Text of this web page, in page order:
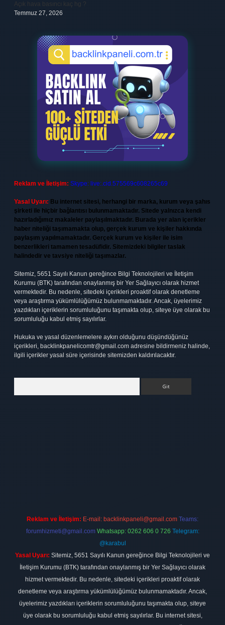
Açık hava basıncı kaç hg ?
Temmuz 27, 2026
Reklam ve İletişim: Skype: live:.cid.575569c608265c69
Yasal Uyarı: Bu internet sitesi, herhangi bir marka, kurum veya şahıs
şirketi ile hiçbir bağlantısı bulunmamaktadır. Sitede yalnızca kendi
hazırladığımız makaleler paylaşılmaktadır. Burada yer alan içerikler
haber niteliği taşımamakta olup, gerçek kurum ve kişiler hakkında
paylaşım yapılmamaktadır. Gerçek kurum ve kişiler ile isim
benzerlikleri tamamen tesadüfidir. Sitemizdeki bilgiler taslak
halindedir ve tavsiye niteliği taşımazlar.
Sitemiz, 5651 Sayılı Kanun gereğince Bilgi Teknolojileri ve İletişim
Kurumu (BTK) tarafından onaylanmış bir Yer Sağlayıcı olarak hizmet
vermektedir. Bu nedenle, sitedeki içerikleri proaktif olarak denetleme
veya araştırma yükümlülüğümüz bulunmamaktadır. Ancak, üyelerimiz
yazdıkları içeriklerin sorumluluğunu taşımakta olup, siteye üye olarak bu
sorumluluğu kabul etmiş sayılırlar.
Hukuka ve yasal düzenlemelere aykırı olduğunu düşündüğünüz
içerikleri, backlinkpanelicomtr@gmail.com adresine bildirmeniz halinde,
ilgili içerikler yasal süre içerisinde sitemizden kaldırılacaktır.
Reklam ve İletişim: E-mail: backlinkpaneli@gmail.com Teams:
forumhizmeti@gmail.com Whatsapp: 0262 606 0 726 Telegram:
@karabul
Yasal Uyarı: Sitemiz, 5651 Sayılı Kanun gereğince Bilgi Teknolojileri ve
İletişim Kurumu (BTK) tarafından onaylanmış bir Yer Sağlayıcı olarak
hizmet vermektedir. Bu nedenle, sitedeki içerikleri proaktif olarak
denetleme veya araştırma yükümlülüğümüz bulunmamaktadır. Ancak,
üyelerimiz yazdıkları içeriklerin sorumluluğunu taşımakta olup, siteye
üye olarak bu sorumluluğu kabul etmiş sayılırlar. Bu internet sitesi,